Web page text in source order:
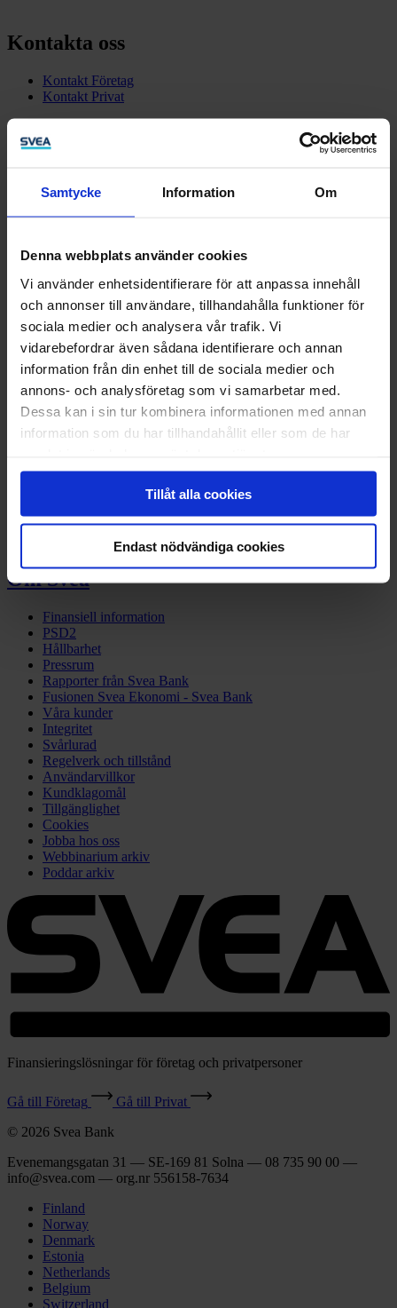
Samtycke Information Om
Denna webbplats använder cookies
Vi använder enhetsidentifierare för att anpassa innehåll
och annonser till användare, tillhandahålla funktioner för
sociala medier och analysera vår trafik. Vi
vidarebefordrar även sådana identifierare och annan
information från din enhet till de sociala medier och
annons- och analysföretag som vi samarbetar med.
Dessa kan i sin tur kombinera informationen med annan
information som du har tillhandahållit eller som de har
Tillåt alla cookies
Endast nödvändiga cookies
Kontakta oss
Kontakt Företag
Kontakt Privat
Tech site – developers
Företagslån
Fakturering
Kreditupplysning
Utbildningar
Privat
Spara
Låneskydd
För dig som handlat
Om Svea
Finansiell information
PSD2
Hållbarhet
Pressrum
Rapporter från Svea Bank
Fusionen Svea Ekonomi - Svea Bank
Våra kunder
Integritet
Svårlurad
Regelverk och tillstånd
Användarvillkor
Kundklagomål
Tillgänglighet
Cookies
Jobba hos oss
Webbinarium arkiv
Poddar arkiv
Finansieringslösningar för företag och privatpersoner
Gå till Företag
Gå till Privat
© 2026 Svea Bank
Evenemangsgatan 31 — SE-169 81 Solna — 08 735 90 00 —
info@svea.com — org.nr 556158‑7634
Finland
Norway
Denmark
Estonia
Netherlands
Belgium
Switzerland